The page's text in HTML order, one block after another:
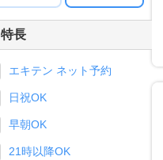
特長
エキテン ネット予約
日祝OK
早朝OK
21時以降OK